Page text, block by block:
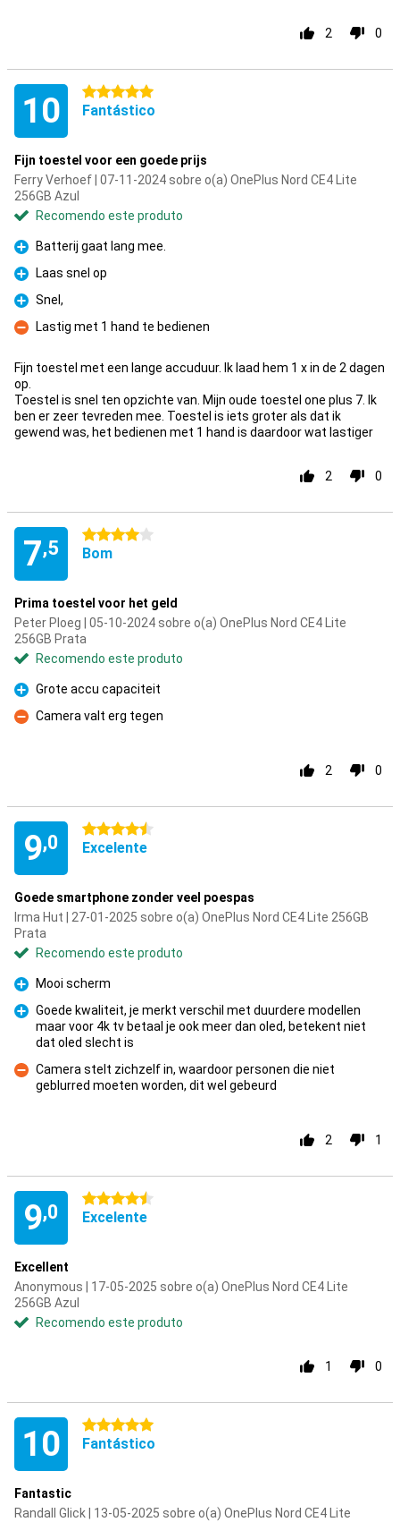
2 0
10 5 estrelas
Fantástico
Fijn toestel voor een goede prijs
Ferry Verhoef | 07-11-2024 sobre o(a) OnePlus Nord CE4 Lite
256GB Azul
Recomendo este produto
Prós
Batterij gaat lang mee.
Prós
Laas snel op
Prós
Snel,
Contras
Lastig met 1 hand te bedienen
Fijn toestel met een lange accuduur. Ik laad hem 1 x in de 2 dagen
op.
Toestel is snel ten opzichte van. Mijn oude toestel one plus 7. Ik
ben er zeer tevreden mee. Toestel is iets groter als dat ik
gewend was, het bedienen met 1 hand is daardoor wat lastiger
2 0
7,5
4 estrelas
Bom
Prima toestel voor het geld
Peter Ploeg | 05-10-2024 sobre o(a) OnePlus Nord CE4 Lite
256GB Prata
Recomendo este produto
Prós
Grote accu capaciteit
Contras
Camera valt erg tegen
2 0
9,0
4.5 estrelas
Excelente
Goede smartphone zonder veel poespas
Irma Hut | 27-01-2025 sobre o(a) OnePlus Nord CE4 Lite 256GB
Prata
Recomendo este produto
Prós
Mooi scherm
Prós
Goede kwaliteit, je merkt verschil met duurdere modellen
maar voor 4k tv betaal je ook meer dan oled, betekent niet
dat oled slecht is
Contras
Camera stelt zichzelf in, waardoor personen die niet
geblurred moeten worden, dit wel gebeurd
2 1
9,0
4.5 estrelas
Excelente
Excellent
Anonymous | 17-05-2025 sobre o(a) OnePlus Nord CE4 Lite
256GB Azul
Recomendo este produto
1 0
10 5 estrelas
Fantástico
Fantastic
Randall Glick | 13-05-2025 sobre o(a) OnePlus Nord CE4 Lite